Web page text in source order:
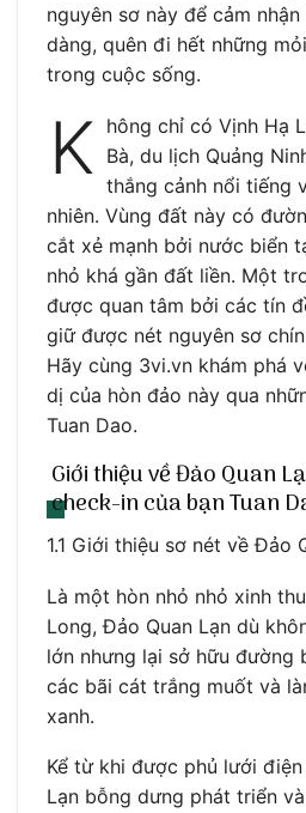
nguyên sơ này để cảm
dàng, quên đi hết những
trong cuộc sống.
K hông chỉ có Vịnh Hạ
Bà, du lịch Quảng
thắng cảnh nổi tiếng
nhiên. Vùng đất này có
cắt xẻ mạnh bởi nước biển
nhỏ khá gần đất liền. Một
được quan tâm bởi các tín
giữ được nét nguyên sơ
Hãy cùng 3vi.vn khám phá
dị của hòn đảo này qua
Tuan Dao.
Giới thiệu về Đảo Quan
check-in của bạn Tuan
1.1 Giới thiệu sơ nét về Đảo
Là một hòn nhỏ nhỏ xinh
Long, Đảo Quan Lạn dù
lớn nhưng lại sở hữu đường
các bãi cát trắng muốt và
xanh.
Kể từ khi được phủ lưới
Lạn bỗng dưng phát triển